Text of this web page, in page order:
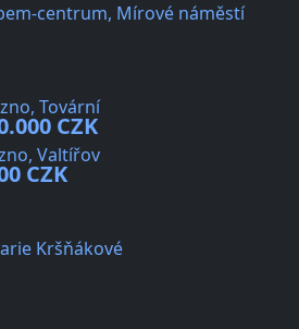
centrum, Mírové náměstí
Tovární
CZK
Valtířov
CZK
Kršňákové